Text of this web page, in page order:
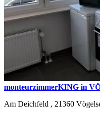
monteurzimmerKING in
Am Deichfeld , 21360